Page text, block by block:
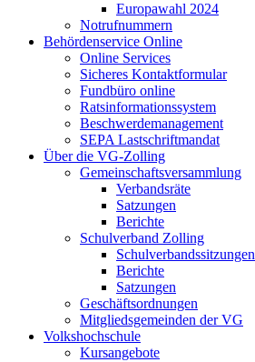
Europawahl 2024
Notrufnummern
Behördenservice Online
Online Services
Sicheres Kontaktformular
Fundbüro online
Ratsinformationssystem
Beschwerdemanagement
SEPA Lastschriftmandat
Über die VG-Zolling
Gemeinschaftsversammlung
Verbandsräte
Satzungen
Berichte
Schulverband Zolling
Schulverbandssitzungen
Berichte
Satzungen
Geschäftsordnungen
Mitgliedsgemeinden der VG
Volkshochschule
Kursangebote